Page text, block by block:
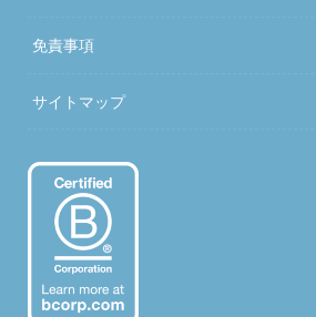
免責事項
サイトマップ